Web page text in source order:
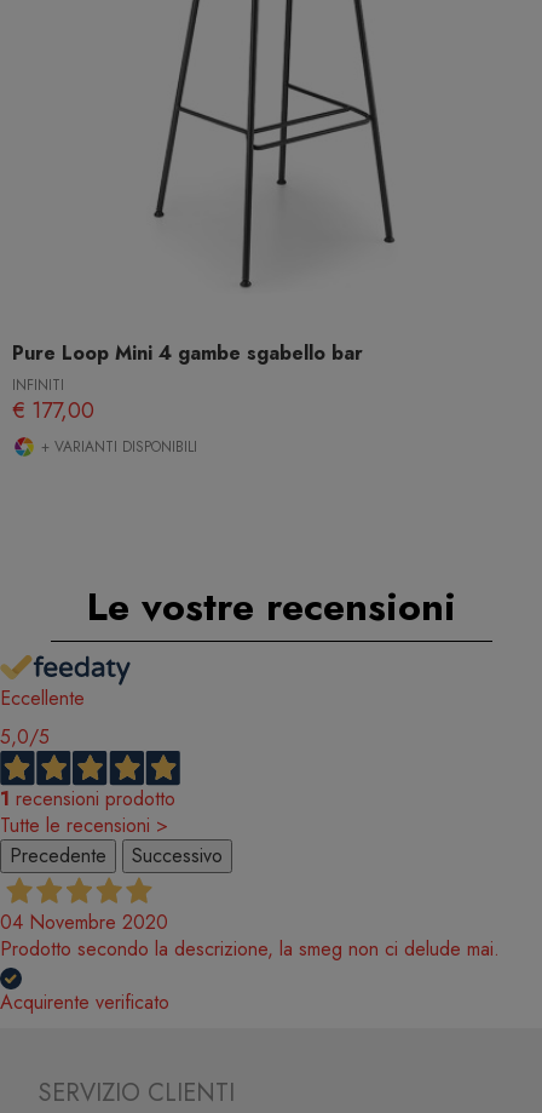
Pure Loop Mini 4 gambe sgabello bar
INFINITI
€ 177,00
+ VARIANTI DISPONIBILI
Le vostre recensioni
Eccellente
5,0/5
1 recensioni prodotto
Tutte le recensioni >
Precedente
Successivo
04 Novembre 2020
Prodotto secondo la descrizione, la smeg non ci delude mai.
Acquirente verificato
SERVIZIO CLIENTI